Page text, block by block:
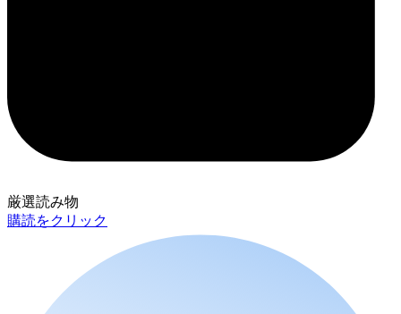
厳選読み物
購読をクリック